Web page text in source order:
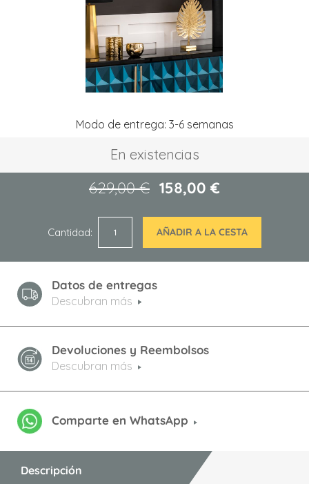
Modo de entrega: 3-6 semanas
En existencias
158,00 €
629,00 €
Cantidad AÑADIR A LA CESTA
Datos de entregas
Descubran más
Devoluciones y Reembolsos
Descubran más
Comparte en WhatsApp
Descripción